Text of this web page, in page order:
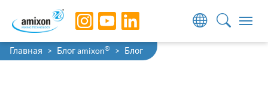
Skip to main navigation
Skip to main content
Skip to page footer
You are here:
Главная Блог amixon® Блог